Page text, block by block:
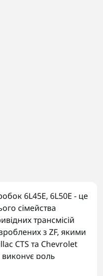
6L45E, 6L50E - це
сімейства
трансмісій
з ZF, якими
CTS та Chevrolet
роль